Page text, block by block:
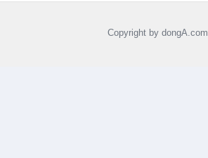
Copyright by dongA.com